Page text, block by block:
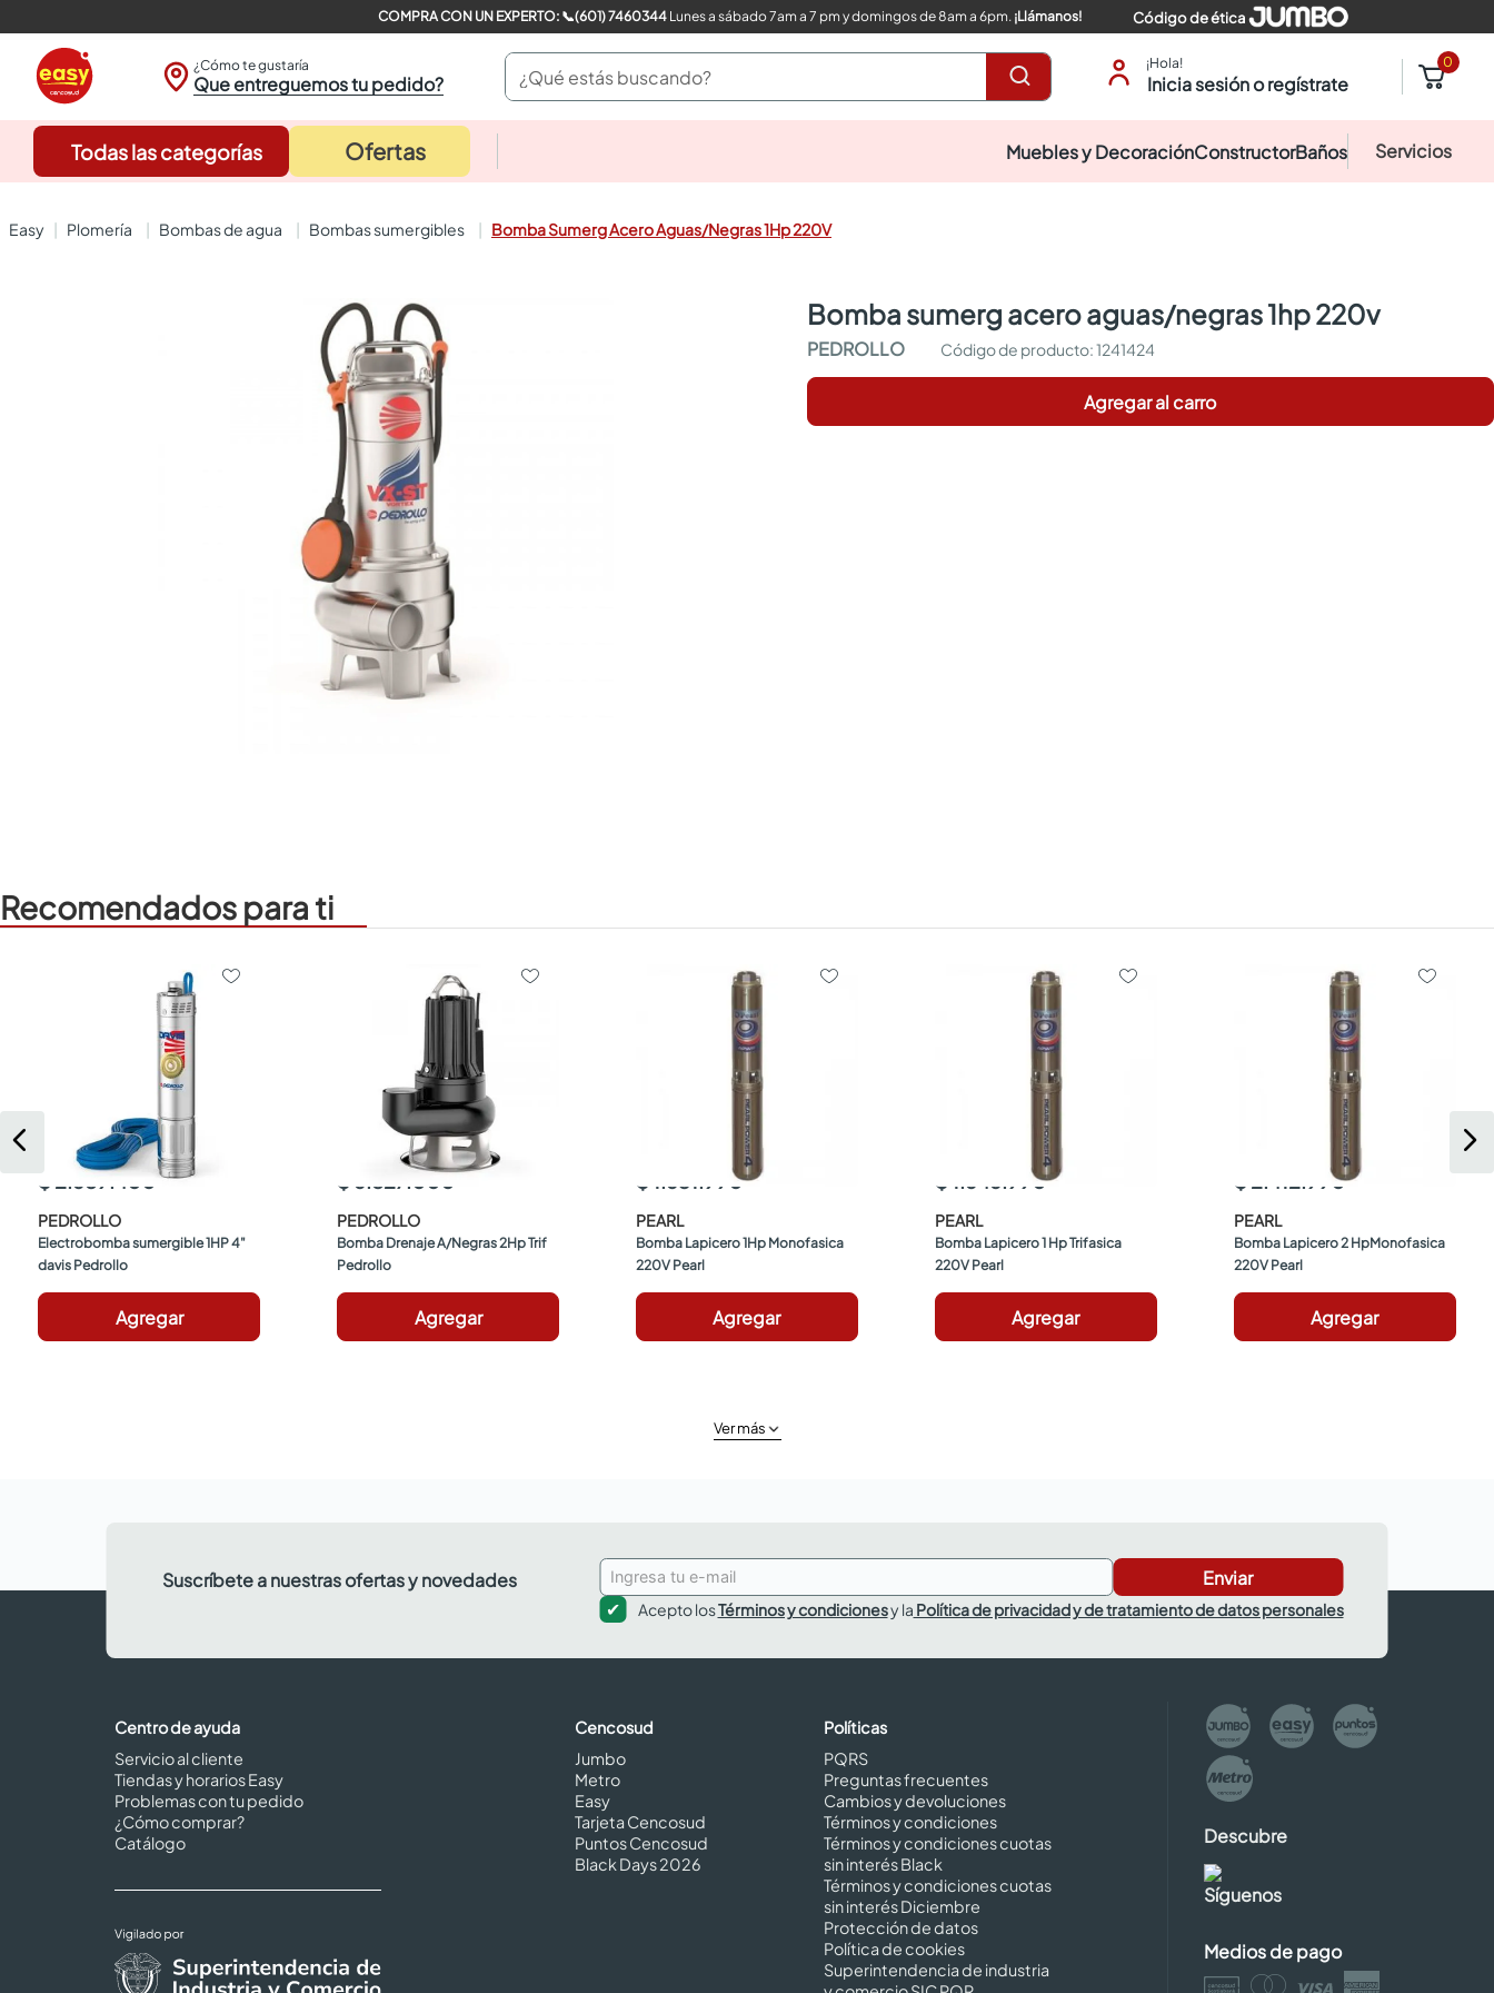
COMPRA CON UN EXPERTO: 📞(601) 7460344Lunes a sábado 7am a 7 pm y domingos de 8am a 6pm. ¡Llámanos! Código de ética
¿Cómo te gustaría
Que entreguemos tu pedido?
¿Qué estás buscando? ¡Hola!
Inicia sesión o regístrate
0
Todas las categorías Ofertas Muebles y DecoraciónConstructorBaños Servicios
plomería bombas de agua bombas sumergibles Bomba Sumerg Acero Aguas/Negras 1Hp 220V
bomba sumerg acero aguas/negras 1hp 220v
PEDROLLO :1241424
Agregar al carro
Recomendados para ti
$ 2.689.400
PEDROLLO
Electrobomba sumergible 1HP 4"
davis Pedrollo
Agregar
$ 6.827.000
PEDROLLO
Bomba Drenaje A/Negras 2Hp Trif
Pedrollo
Agregar
$ 1.631.990
PEARL
Bomba Lapicero 1Hp Monofasica
220V Pearl
Agregar
$ 1.646.990
PEARL
Bomba Lapicero 1 Hp Trifasica
220V Pearl
Agregar
$ 2.412.990
PEARL
Bomba Lapicero 2 HpMonofasica
220V Pearl
Agregar
Ver más
Suscríbete a nuestras ofertas y novedades Enviar
Acepto losTérminos y condicionesy la Política de privacidad y de tratamiento de datos personales
Centro de ayuda
Servicio al cliente
Tiendas y horarios Easy
Problemas con tu pedido
¿Cómo comprar?
Catálogo
Cencosud
Jumbo
Metro
Easy
Tarjeta Cencosud
Puntos Cencosud
Black Days 2026
Políticas
PQRS
Preguntas frecuentes
Cambios y devoluciones
Términos y condiciones
Términos y condiciones cuotas
sin interés Black
Términos y condiciones cuotas
sin interés Diciembre
Protección de datos
Política de cookies
Superintendencia de industria
Descubre
Síguenos
Medios de pago
closet
sanitarios